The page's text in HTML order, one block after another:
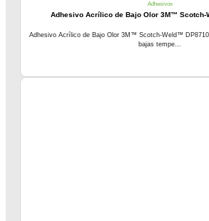
Adhesivos
Adhesivo Acrílico de Bajo Olor 3M™ Scotch-
Adhesivo Acrílico de Bajo Olor 3M™ Scotch-Weld™
bajas tempe...